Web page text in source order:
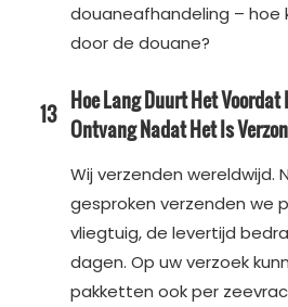
douaneafhandeling – hoe
door de douane?
13 Hoe Lang Duurt Het
Ontvang Nadat Het Is
Wij verzenden wereldwijd.
gesproken verzenden we
vliegtuig, de levertijd
dagen. Op uw verzoek
pakketten ook per